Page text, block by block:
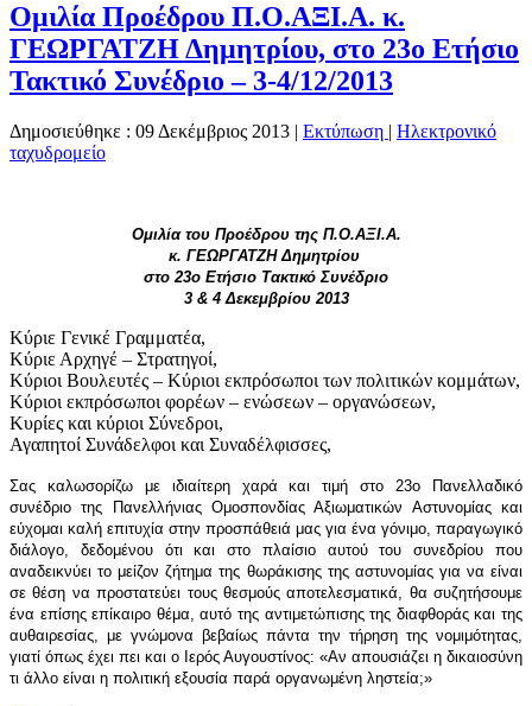
Ομιλία Προέδρου Π.Ο.ΑΞΙ.Α. κ.
ΓΕΩΡΓΑΤΖΗ Δημητρίου, στο 23ο Ετήσιο
Τακτικό Συνέδριο – 3-4/12/2013
Δημοσιεύθηκε : 09 Δεκέμβριος 2013 | Εκτύπωση | Ηλεκτρονικό
ταχυδρομείο
Ομιλία του Προέδρου της Π.Ο.ΑΞΙ.Α.
κ. ΓΕΩΡΓΑΤΖΗ Δημητρίου
στο 23o Ετήσιο Τακτικό Συνέδριο
3 & 4 Δεκεμβρίου 2013
Κύριε Γενικέ Γραμματέα,
Κύριε Αρχηγέ – Στρατηγοί,
Κύριοι Βουλευτές – Κύριοι εκπρόσωποι των πολιτικών κομμάτων,
Κύριοι εκπρόσωποι φορέων – ενώσεων – οργανώσεων,
Κυρίες και κύριοι Σύνεδροι,
Αγαπητοί Συνάδελφοι και Συναδέλφισσες,
Σας καλωσορίζω με ιδιαίτερη χαρά και τιμή στο 23ο Πανελλαδικό
συνέδριο της Πανελλήνιας Ομοσπονδίας Αξιωματικών Αστυνομίας και
εύχομαι καλή επιτυχία στην προσπάθειά μας για ένα γόνιμο, παραγωγικό
διάλογο, δεδομένου ότι και στο πλαίσιο αυτού του συνεδρίου που
αναδεικνύει το μείζον ζήτημα της θωράκισης της αστυνομίας για να είναι
σε θέση να προστατεύει τους θεσμούς αποτελεσματικά, θα συζητήσουμε
ένα επίσης επίκαιρο θέμα, αυτό της αντιμετώπισης της διαφθοράς και της
αυθαιρεσίας, με γνώμονα βεβαίως πάντα την τήρηση της νομιμότητας,
γιατί όπως έχει πει και o Ιερός Αυγουστίνος: «Αν απουσιάζει η δικαιοσύνη
τι άλλο είναι η πολιτική εξουσία παρά οργανωμένη ληστεία;»